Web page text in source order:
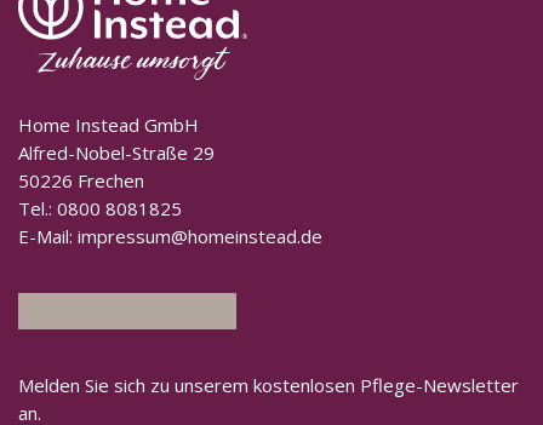
Home Instead GmbH
Alfred-Nobel-Straße 29
50226 Frechen
Tel.: 0800 8081825
E-Mail: impressum@homeinstead.de
Melden Sie sich zu unserem kostenlosen Pflege-Newsletter
an.